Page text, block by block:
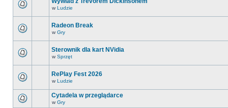
w Ludzie
Radeon Break
w Gry
Sterownik dla kart NVidia
w Sprzęt
RePlay Fest 2026
w Ludzie
Cytadela w przeglądarce
w Gry